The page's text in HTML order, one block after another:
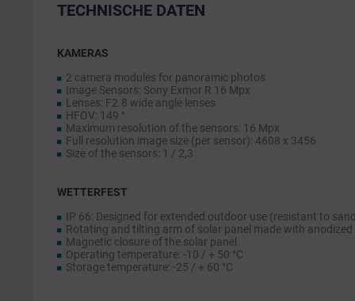
TECHNISCHE DATEN
KAMERAS
2 camera modules for panoramic photos
Image Sensors: Sony Exmor R 16 Mpx
Lenses: F2.8 wide angle lenses
HFOV: 149 °
Maximum resolution of the sensors: 16 Mpx
Full resolution image size (per sensor): 4608 x 3456
Size of the sensors: 1 / 2,3
WETTERFEST
IP 66: Designed for extended outdoor use (resistant to
Rotating and tilting arm of solar panel made with
Magnetic closure of the solar panel
Operating temperature: -10 / + 50 °C
Storage temperature: -25 / + 60 °C